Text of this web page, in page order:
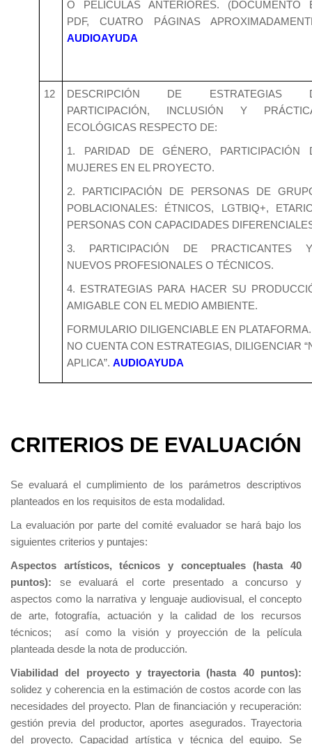
O PELÍCULAS ANTERIORES. (DOCUMENTO
PDF, CUATRO PÁGINAS
AUDIOAYUDA
12
DESCRIPCIÓN DE ESTRATEGIAS
PARTICIPACIÓN, INCLUSIÓN Y
ECOLÓGICAS RESPECTO DE:
1. PARIDAD DE GÉNERO, PARTICIPACIÓN
MUJERES EN EL PROYECTO.
2. PARTICIPACIÓN DE PERSONAS DE
POBLACIONALES: ÉTNICOS, LGTBIQ+,
PERSONAS CON CAPACIDADES
3. PARTICIPACIÓN DE PRACTICANTES
NUEVOS PROFESIONALES O TÉCNICOS.
4. ESTRATEGIAS PARA HACER SU
AMIGABLE CON EL MEDIO AMBIENTE.
FORMULARIO DILIGENCIABLE EN
NO CUENTA CON ESTRATEGIAS, DILIGENCIAR
APLICA”. AUDIOAYUDA
CRITERIOS DE EVALUACIÓN
Se evaluará el cumplimiento de los parámetros descriptivos
planteados en los requisitos de esta modalidad.
La evaluación por parte del comité evaluador se hará bajo los
siguientes criterios y puntajes:
Aspectos artísticos, técnicos y conceptuales (hasta 40
puntos): se evaluará el corte presentado a concurso y
aspectos como la narrativa y lenguaje audiovisual, el concepto
de arte, fotografía, actuación y la calidad de los recursos
técnicos; así como la visión y proyección de la película
planteada desde la nota de producción.
Viabilidad del proyecto y trayectoria (hasta 40 puntos):
solidez y coherencia en la estimación de costos acorde con las
necesidades del proyecto. Plan de financiación y recuperación:
gestión previa del productor, aportes asegurados. Trayectoria
del proyecto. Capacidad artística y técnica del equipo. Se